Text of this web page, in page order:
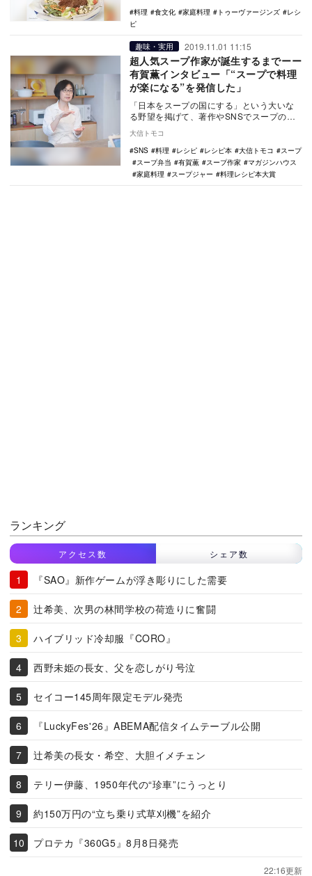
料理
食文化 家庭料理 トゥーヴァージンズ
レシ
ピ
趣味・実用 2019.11.01 11:15
超人気スープ作家が誕生するまでーー
有賀薫インタビュー「“スープで料理
が楽になる”を発信した」
「日本をスープの国にする」という大いな
る野望を掲げて、著作やSNSでスープの魅
が今、大ブレ…
大信トモコ
SNS
料理 レシピ レシピ本 大信トモコ
スープ
スープ弁当
有賀薫 スープ作家
マガジンハウス
家庭料理
スープジャー 料理レシピ本大賞
ランキング
アクセス数 シェア数
『SAO』新作ゲームが浮き彫りにした需要
辻希美、次男の林間学校の荷造りに奮闘
ハイブリッド冷却服『CORO』
西野未姫の長女、父を恋しがり号泣
セイコー145周年限定モデル発売
『LuckyFes'26』ABEMA配信タイムテーブル公開
辻希美の長女・希空、大胆イメチェン
テリー伊藤、1950年代の“珍車”にうっとり
約150万円の“立ち乗り式草刈機”を紹介
プロテカ『360G5』8月8日発売
22:16更新